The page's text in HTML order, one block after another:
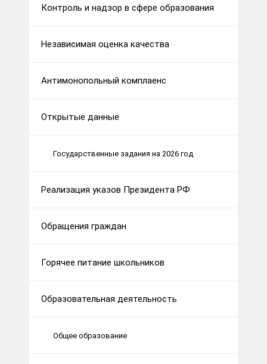
Контроль и надзор в сфере образования
Независимая оценка качества
Антимонопольный комплаенс
Открытые данные
Государственные задания на 2026 год
Реализация указов Президента РФ
Обращения граждан
Горячее питание школьников
Образовательная деятельность
Общее образование